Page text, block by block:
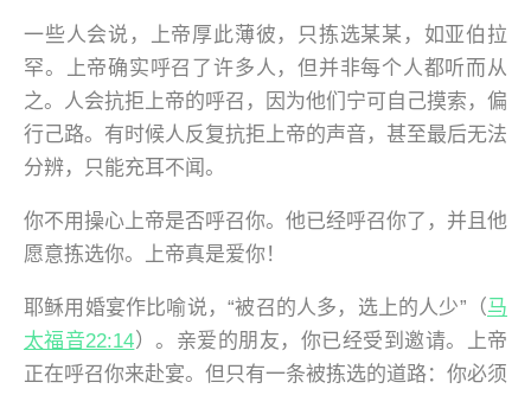
一些人会说，上帝厚此薄彼，只拣选某某，如亚伯拉
罕。上帝确实呼召了许多人，但并非每个人都听而从
之。人会抗拒上帝的呼召，因为他们宁可自己摸索，偏
行己路。有时候人反复抗拒上帝的声音，甚至最后无法
分辨，只能充耳不闻。
你不用操心上帝是否呼召你。他已经呼召你了，并且他
愿意拣选你。上帝真是爱你！
耶稣用婚宴作比喻说，“被召的人多，选上的人少”（马
太福音22:14）。亲爱的朋友，你已经受到邀请。上帝
正在呼召你来赴宴。但只有一条被拣选的道路：你必须